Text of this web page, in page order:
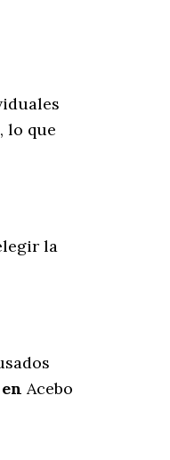
lo que
la
Acebo